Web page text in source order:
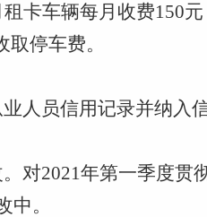
卡车辆每月收费150
停车费。
人员信用记录并纳入
对2021年第一季度贯
。